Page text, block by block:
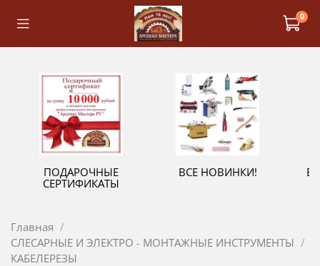
0
ПОДАРОЧНЫЕ
СЕРТИФИКАТЫ
ВСЕ НОВИНКИ!
Главная
СЛЕСАРНЫЕ И ЭЛЕКТРО - МОНТАЖНЫЕ ИНСТРУМЕНТЫ
КАБЕЛЕРЕЗЫ